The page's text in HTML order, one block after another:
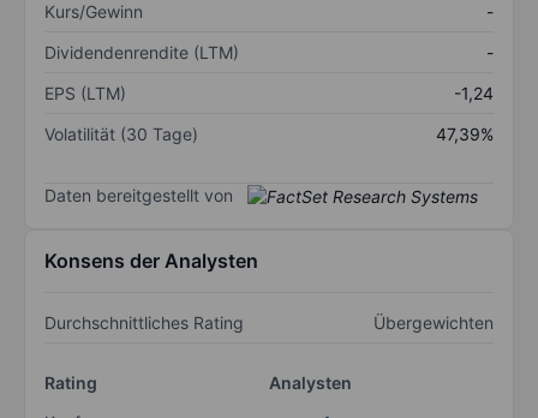
Kurs/Gewinn
-
Dividendenrendite (LTM)
-
EPS (LTM)
-1,24
Volatilität (30 Tage)
47,39%
Daten bereitgestellt von
Konsens der Analysten
Durchschnittliches Rating Übergewichten
Rating
Analysten